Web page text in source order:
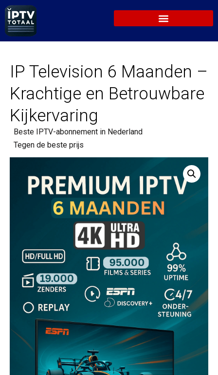
IP Television 6 Maanden –
Krachtige en Betrouwbare
Kijkervaring
Beste IPTV-abonnement in Nederland
Tegen de beste prijs